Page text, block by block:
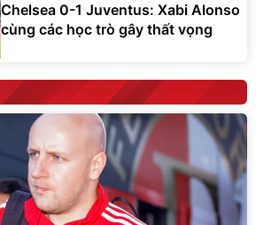
Chelsea 0-1 Juventus: Xabi Alonso
cùng các học trò gây thất vọng